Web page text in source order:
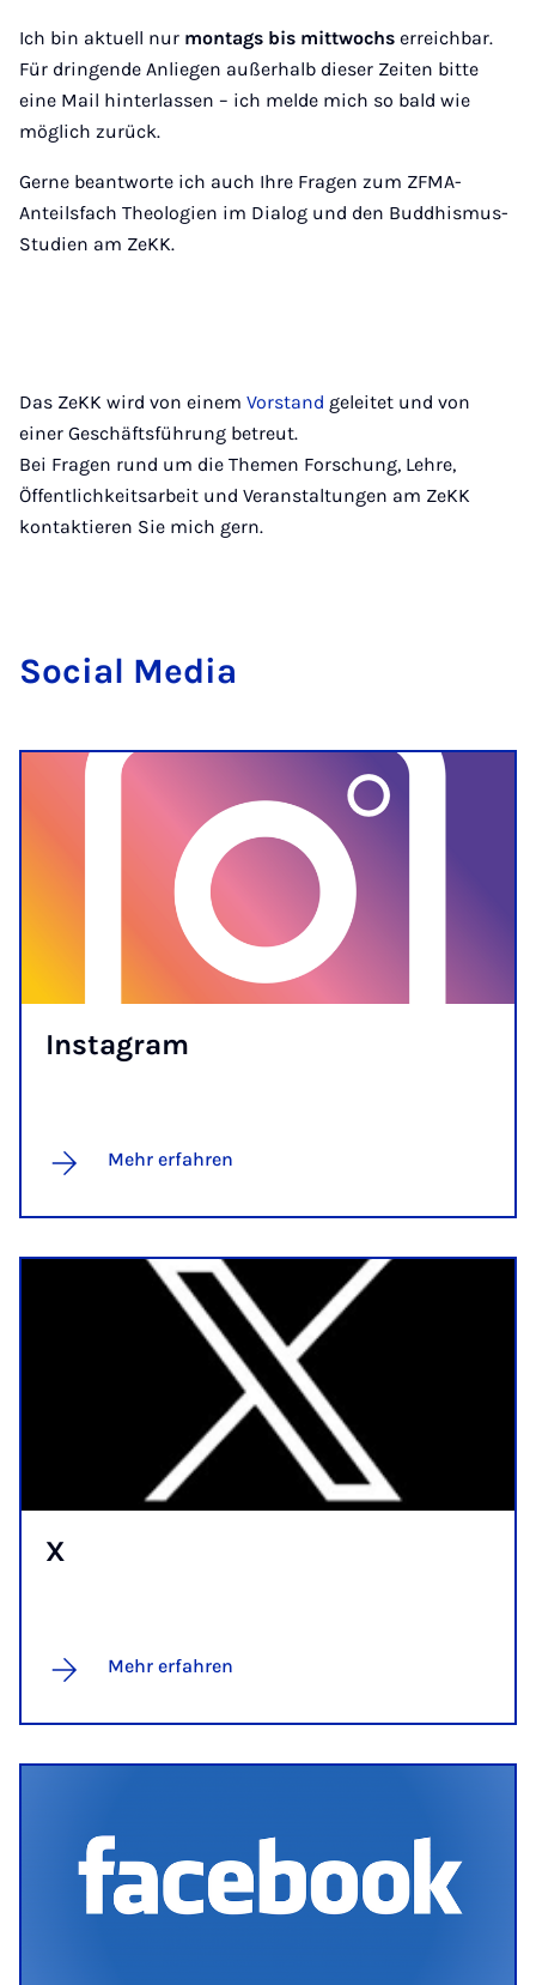
Ich bin aktuell nur montags bis mittwochs erreichbar.
Für dringende Anliegen außerhalb dieser Zeiten bitte
eine Mail hinterlassen – ich melde mich so bald wie
möglich zurück.
Gerne beantworte ich auch Ihre Fragen zum ZFMA-
Anteilsfach Theologien im Dialog und den Buddhismus-
Studien am ZeKK.
Das ZeKK wird von einem Vorstand geleitet und von
einer Geschäftsführung betreut.
Bei Fragen rund um die Themen Forschung, Lehre,
Öffentlichkeitsarbeit und Veranstaltungen am ZeKK
kontaktieren Sie mich gern.
So­ci­al Me­dia
Ins­ta­gram
Mehr erfahren
X
Mehr erfahren